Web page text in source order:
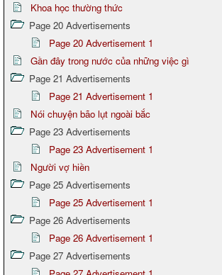
Khoa học thường thức
Page 20 Advertisements
Page 20 Advertisement 1
Gần đây trong nước của những việc gì
Page 21 Advertisements
Page 21 Advertisement 1
Nói chuyện bão lụt ngoài bắc
Page 23 Advertisements
Page 23 Advertisement 1
Người vợ hiền
Page 25 Advertisements
Page 25 Advertisement 1
Page 26 Advertisements
Page 26 Advertisement 1
Page 27 Advertisements